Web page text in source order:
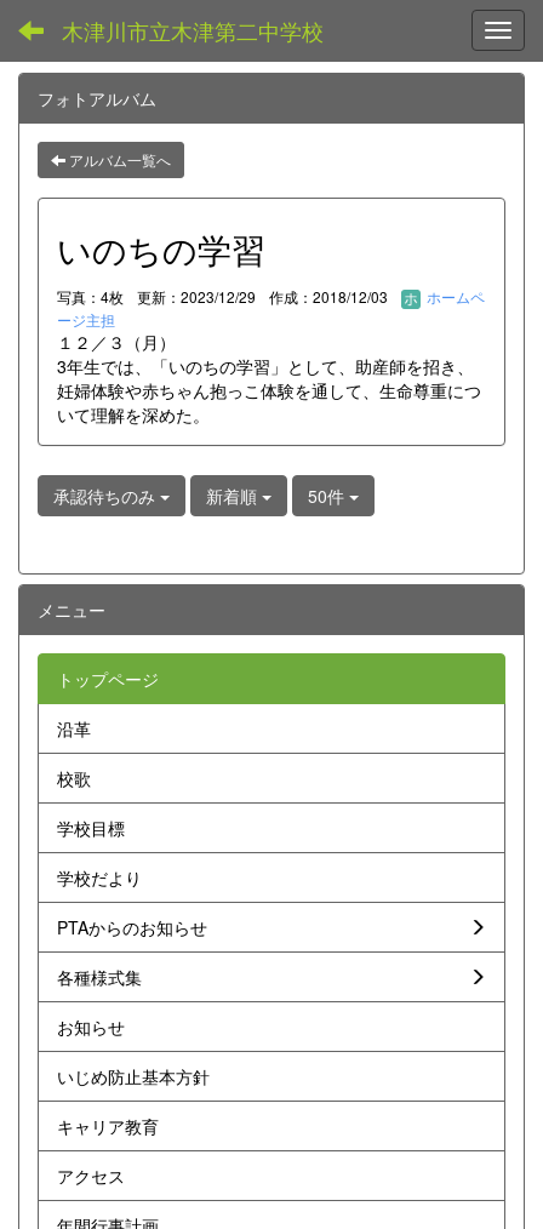
木津川市立木津第二中学校
フォトアルバム
アルバム一覧へ
いのちの学習
写真：4枚 更新：2023/12/29 作成：2018/12/03
ホームペ
ージ主担
１２／３（月）
3年生では、「いのちの学習」として、助産師を招き、
妊婦体験や赤ちゃん抱っこ体験を通して、生命尊重につ
いて理解を深めた。
承認待ちのみ 新着順 50件
メニュー
トップページ
沿革
校歌
学校目標
学校だより
PTAからのお知らせ
各種様式集
お知らせ
いじめ防止基本方針
キャリア教育
アクセス